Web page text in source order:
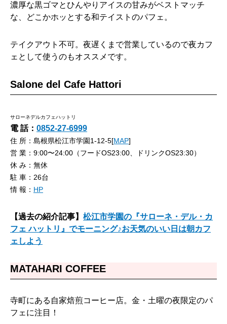
濃厚な黒ゴマとひんやりアイスの甘みがベストマッチ
な、どこかホッとする和テイストのパフェ。
テイクアウト不可。夜遅くまで営業しているので夜カフ
ェとして使うのもオススメです。
Salone del Cafe Hattori
サローネデルカフェハットリ
電 話： 0852-27-6999
住 所：島根県松江市学園1-12-5[MAP]
営 業：9:00〜24:00（フードOS23:00、ドリンクOS23:30）
休 み：無休
駐 車：26台
情 報： HP
【過去の紹介記事】 松江市学園の『サローネ・デル・カ
フェ ハットリ』でモーニング♪お天気のいい日は朝カフ
ェしよう
MATAHARI COFFEE
寺町にある自家焙煎コーヒー店。金・土曜の夜限定のパ
フェに注目！